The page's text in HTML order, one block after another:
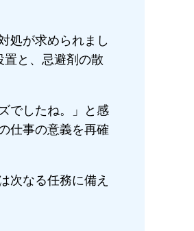
処が求められまし
と、忌避剤の散
でしたね。」と感
仕事の意義を再確
次なる任務に備え